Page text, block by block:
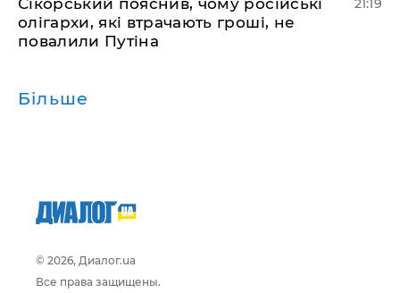
​Сікорський пояснив, чому російські
олігархи, які втрачають гроші, не
повалили Путіна
21:19
Більше
© 2026, Диалог.ua
Все права защищены.